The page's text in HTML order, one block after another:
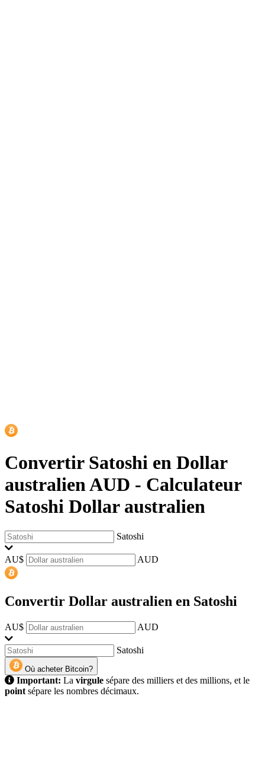
Convertir Satoshi en Dollar
australien AUD - Calculateur
Satoshi Dollar australien
Satoshi
AU$ AUD
Convertir Dollar australien en Satoshi
AU$ AUD
Satoshi
Où acheter Bitcoin?
Important: La virgule sépare des milliers et des millions, et le
point sépare les nombres décimaux.